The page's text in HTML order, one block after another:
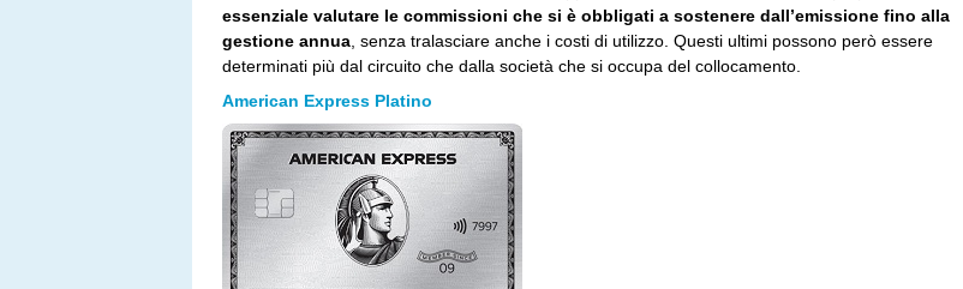
essenziale valutare le commissioni che si è obbligati a sostenere dall’emissione fino alla
gestione annua , senza tralasciare anche i costi di utilizzo. Questi ultimi possono però essere
determinati più dal circuito che dalla società che si occupa del collocamento.
American Express Platino